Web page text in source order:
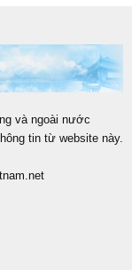
và ngoài nước
tin từ website này.